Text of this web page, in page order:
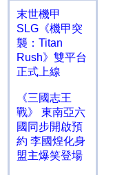
末世機甲
SLG《機甲突
襲：Titan
Rush》雙平台
正式上線
《三國志王
戰》 東南亞六
國同步開啟預
約 李國煌化身
盟主爆笑登場